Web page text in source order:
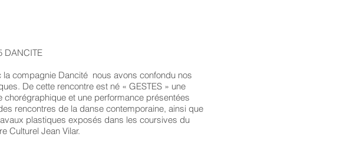
DANCITE
la compagnie Dancité nous avons confondu nos
De cette rencontre est né « GESTES » une
chorégraphique et une performance présentées
rencontres de la danse contemporaine, ainsi que
plastiques exposés dans les coursives du
Culturel Jean Vilar.